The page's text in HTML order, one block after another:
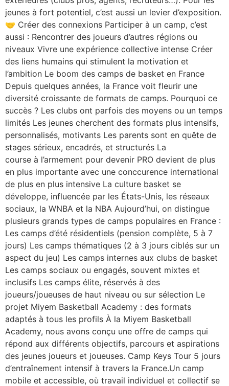
jeunes à fort potentiel, c’est aussi un levier d’exposition.
🤝 Créer des connexions Participer à un camp, c’est
aussi : Rencontrer des joueurs d’autres régions ou
niveaux Vivre une expérience collective intense Créer
des liens humains qui stimulent la motivation et
l’ambition Le boom des camps de basket en France
Depuis quelques années, la France voit fleurir une
diversité croissante de formats de camps. Pourquoi ce
succès ? Les clubs ont parfois des moyens ou un temps
limités Les jeunes cherchent des formats plus intensifs,
personnalisés, motivants Les parents sont en quête de
stages sérieux, encadrés, et structurés La
course à l’armement pour devenir PRO devient de plus
en plus importante avec une conccurence international
de plus en plus intensive La culture basket se
développe, influencée par les États-Unis, les réseaux
sociaux, la WNBA et la NBA Aujourd’hui, on distingue
plusieurs grands types de camps populaires en France :
Les camps d’été résidentiels (pension complète, 5 à 7
jours) Les camps thématiques (2 à 3 jours ciblés sur un
aspect du jeu) Les camps internes aux clubs de basket
Les camps sociaux ou engagés, souvent mixtes et
inclusifs Les camps élite, réservés à des
joueurs/joueuses de haut niveau ou sur sélection Le
projet Miyem Basketball Academy : des formats
adaptés à tous les profils À la Miyem Basketball
Academy, nous avons conçu une offre de camps qui
répond aux différents objectifs, parcours et aspirations
des jeunes joueurs et joueuses. Camp Keys Tour 5 jours
d’entraînement intensif à travers la France.Un camp
mobile et accessible, où travail individuel et collectif se